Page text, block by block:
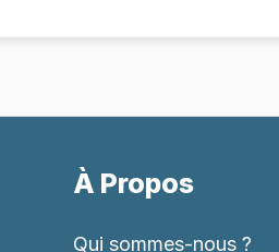
À Propos
Qui sommes-nous ?